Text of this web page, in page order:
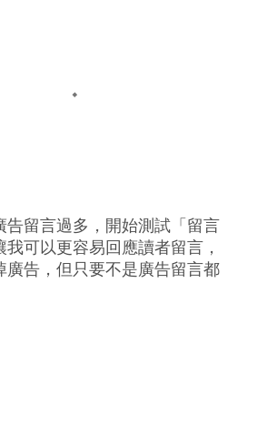
告留言過多，開始測試「留言
可以更容易回應讀者留言，
廣告，但只要不是廣告留言都